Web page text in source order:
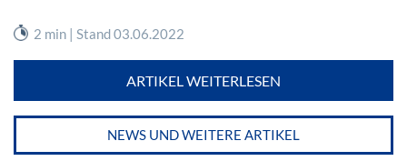
2 min | Stand 03.06.2022
ARTIKEL WEITERLESEN
NEWS UND WEITERE ARTIKEL